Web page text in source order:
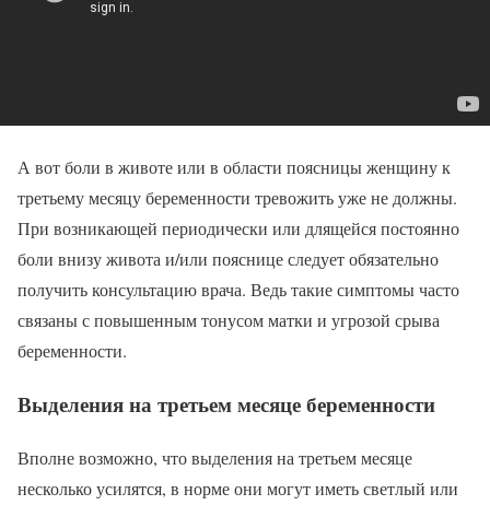
А вот боли в животе или в области поясницы женщину к
третьему месяцу беременности тревожить уже не должны.
При возникающей периодически или длящейся постоянно
боли внизу живота и/или пояснице следует обязательно
получить консультацию врача. Ведь такие симптомы часто
связаны с повышенным тонусом матки и угрозой срыва
беременности.
Выделения на третьем месяце беременности
Вполне возможно, что выделения на третьем месяце
несколько усилятся, в норме они могут иметь светлый или